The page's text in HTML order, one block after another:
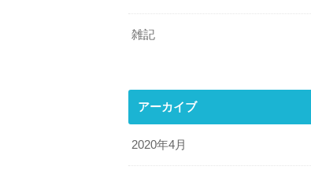
雑記
アーカイブ
2020年4月